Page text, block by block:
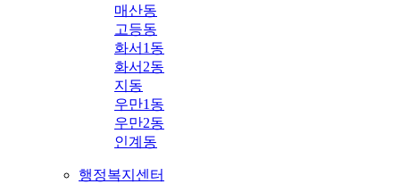
매산동
고등동
화서1동
화서2동
지동
우만1동
우만2동
인계동
행정복지센터